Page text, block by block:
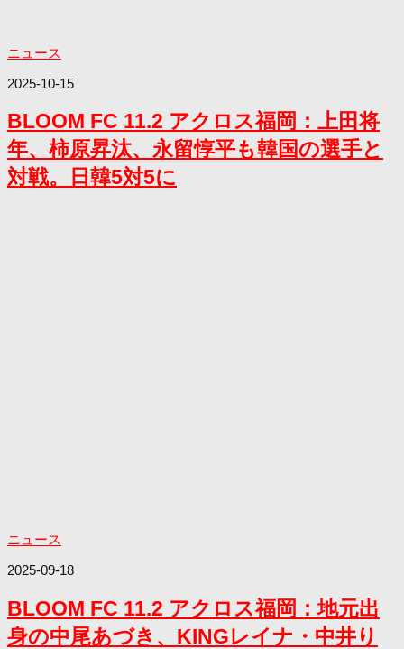
ニュース
2025-10-15
BLOOM FC 11.2 アクロス福岡：上田将
年、柿原昇汰、永留惇平も韓国の選手と
対戦。日韓5対5に
ニュース
2025-09-18
BLOOM FC 11.2 アクロス福岡：地元出
身の中尾あづき、KINGレイナ・中井り